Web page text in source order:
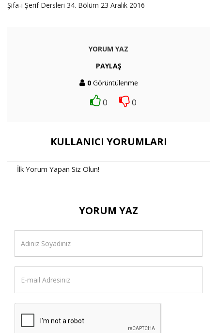
Şifa-i Şerif Dersleri 34. Bölüm 23 Aralık 2016
YORUM YAZ
PAYLAŞ
0Görüntülenme
0 0
KULLANICI YORUMLARI
İlk Yorum Yapan Siz Olun!
YORUM YAZ